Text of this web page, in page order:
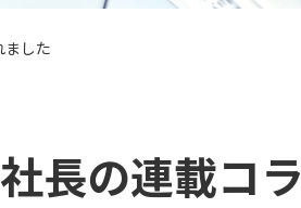
ました
長の連載コラ